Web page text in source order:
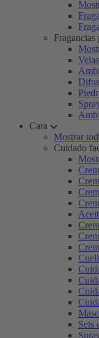
Fragancias
Cara
Mostrar
Cuidado
Sets